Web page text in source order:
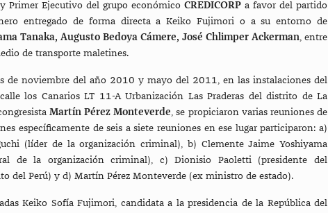
Primer Ejecutivo del grupo económico CREDICORP a favor del partido
entregado de forma directa a Keiko Fujimori o a su entorno de
Tanaka, Augusto Bedoya Cámere, José Chlimper Ackerman, entre
de transporte maletines.
de noviembre del año 2010 y mayo del 2011, en las instalaciones del
los Canarios LT 11-A Urbanización Las Praderas del distrito de La
Martín Pérez Monteverde, se propiciaron varias reuniones de
específicamente de seis a siete reuniones en ese lugar participaron: a)
(líder de la organización criminal), b) Clemente Jaime Yoshiyama
de la organización criminal), c) Dionisio Paoletti (presidente del
del Perú) y d) Martín Pérez Monteverde (ex ministro de estado).
Keiko Sofía Fujimori, candidata a la presidencia de la República del